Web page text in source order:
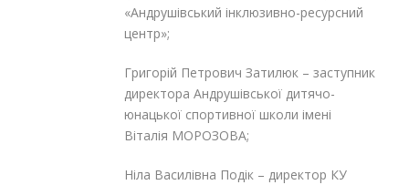
«Андрушівський інклюзивно-ресурсний
центр»;
Григорій Петрович Затилюк – заступник
директора Андрушівської дитячо-
юнацької спортивної школи імені
Віталія МОРОЗОВА;
Ніла Василівна Подік – директор КУ